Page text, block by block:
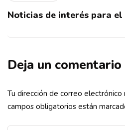
Noticias de interés para
Deja un comentario
Tu dirección de correo electrónico
campos obligatorios están